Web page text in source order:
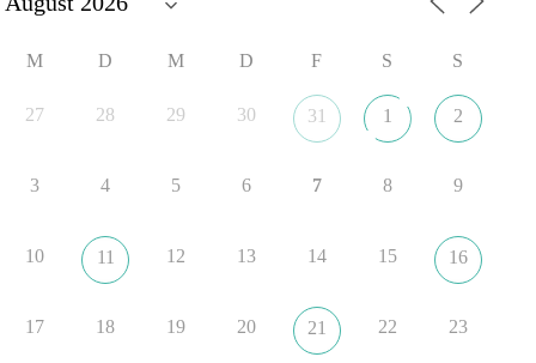
aus der NATO. Ein Gipfel, der mehr nach Rüstungsdeal als
nach Friedenspolitik klingt, wird niemals Sicherheit schaffen,
#NATO
M D M D F S S
27 28 29 30 31 1 2
3 4 5 6 7 8 9
10 11 12 13 14 15 16
17 18 19 20 21 22 23